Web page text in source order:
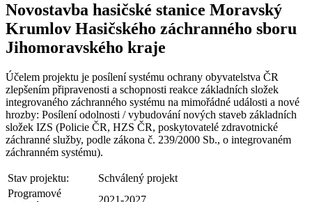
Novostavba hasičské stanice Moravský
Krumlov Hasičského záchranného sboru
Jihomoravského kraje
Účelem projektu je posílení systému ochrany obyvatelstva ČR
zlepšením připravenosti a schopnosti reakce základních složek
integrovaného záchranného systému na mimořádné události a nové
hrozby: Posílení odolnosti / vybudování nových staveb základních
složek IZS (Policie ČR, HZS ČR, poskytovatelé zdravotnické
záchranné služby, podle zákona č. 239/2000 Sb., o integrovaném
záchranném systému).
Stav projektu:
Schválený projekt
Programové